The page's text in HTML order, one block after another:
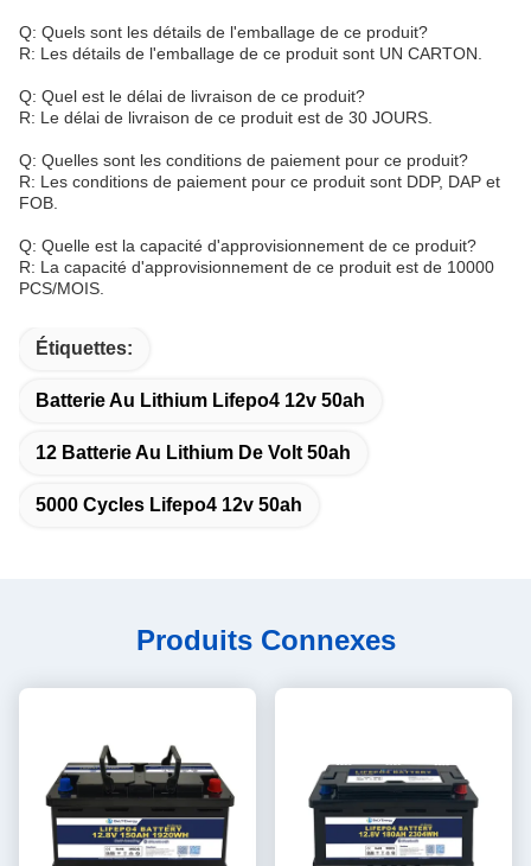
Q: Quels sont les détails de l'emballage de ce produit?
R: Les détails de l'emballage de ce produit sont UN CARTON.
Q: Quel est le délai de livraison de ce produit?
R: Le délai de livraison de ce produit est de 30 JOURS.
Q: Quelles sont les conditions de paiement pour ce produit?
R: Les conditions de paiement pour ce produit sont DDP, DAP et
FOB.
Q: Quelle est la capacité d'approvisionnement de ce produit?
R: La capacité d'approvisionnement de ce produit est de 10000
PCS/MOIS.
Étiquettes:
Batterie Au Lithium Lifepo4 12v 50ah
12 Batterie Au Lithium De Volt 50ah
5000 Cycles Lifepo4 12v 50ah
Produits Connexes